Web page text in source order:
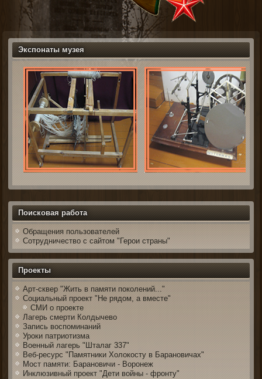
Экспонаты музея
Поисковая работа
Обращения пользователей
Сотрудничество с сайтом "Герои страны"
Проекты
Арт-сквер "Жить в памяти поколений..."
Социальный проект "Не рядом, а вместе"
СМИ о проекте
Лагерь смерти Колдычево
Запись воспоминаний
Уроки патриотизма
Военный лагерь "Шталаг 337"
Веб-ресурс "Памятники Холокосту в Барановичах"
Мост памяти: Барановичи - Воронеж
Инклюзивный проект "Дети войны - фронту"